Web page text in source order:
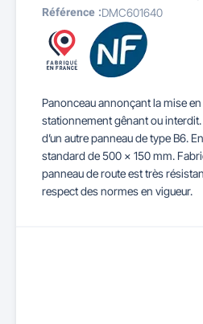
Référence :DMC601640
Panonceau annonçant la mise
stationnement gênant ou
d’un autre panneau de type B6.
standard de 500 x 150 mm.
panneau de route est très
respect des normes en vigueur.